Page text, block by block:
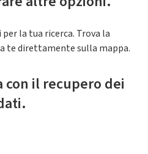
la tua ricerca. Trova la
te direttamente sulla mappa.
con il recupero dei